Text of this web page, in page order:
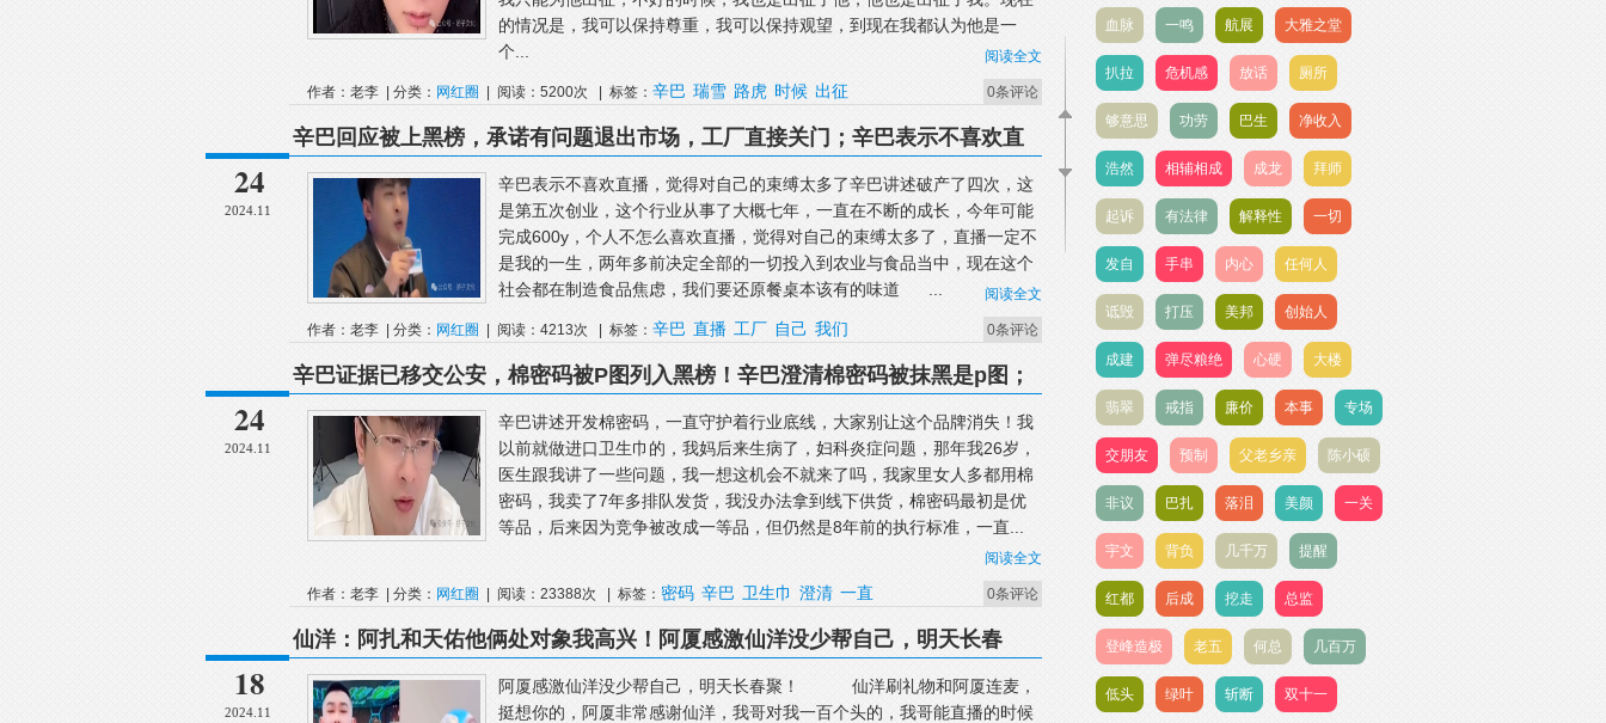
的情况是，我可以保持尊重，我可以保持观望，到现在我都认为他是一
个...
阅读全文
0条评论
作者：老李 | 分类： 网红圈 | 阅读：5200次 | 标签： 辛巴 瑞雪 路虎 时候 出征
24
2024.11
辛巴回应被上黑榜，承诺有问题退出市场，工厂直接关门；辛巴表示不喜欢直
播，觉得对自己的束缚太多了
辛巴表示不喜欢直播，觉得对自己的束缚太多了辛巴讲述破产了四次，这
是第五次创业，这个行业从事了大概七年，一直在不断的成长，今年可能
完成600y，个人不怎么喜欢直播，觉得对自己的束缚太多了，直播一定不
是我的一生，两年多前决定全部的一切投入到农业与食品当中，现在这个
社会都在制造食品焦虑，我们要还原餐桌本该有的味道 ...
阅读全文
0条评论
作者：老李 | 分类： 网红圈 | 阅读：4213次 | 标签： 辛巴 直播 工厂 自己 我们
24
2024.11
辛巴证据已移交公安，棉密码被P图列入黑榜！辛巴澄清棉密码被抹黑是p图；
辛巴讲述开发棉密码，一直守护着行业底线
辛巴讲述开发棉密码，一直守护着行业底线，大家别让这个品牌消失！我
以前就做进口卫生巾的，我妈后来生病了，妇科炎症问题，那年我26岁，
医生跟我讲了一些问题，我一想这机会不就来了吗，我家里女人多都用棉
密码，我卖了7年多排队发货，我没办法拿到线下供货，棉密码最初是优
等品，后来因为竞争被改成一等品，但仍然是8年前的执行标准，一直...
阅读全文
0条评论
作者：老李 | 分类： 网红圈 | 阅读：23388次 | 标签： 密码 辛巴 卫生巾 澄清 一直
18
2024.11
仙洋：阿扎和天佑他俩处对象我高兴！阿厦感激仙洋没少帮自己，明天长春
聚！
阿厦感激仙洋没少帮自己，明天长春聚！ 仙洋刷礼物和阿厦连麦，
挺想你的，阿厦非常感谢仙洋，我哥对我一百个头的，我哥能直播的时候
血脉 一鸣 航展 大雅之堂
扒拉 危机感 放话 厕所
够意思 功劳 巴生 净收入
浩然 相辅相成 成龙 拜师
起诉 有法律 解释性 一切
发自 手串 内心 任何人
诋毁 打压 美邦 创始人
成建 弹尽粮绝 心硬 大楼
翡翠 戒指 廉价 本事 专场
交朋友 预制 父老乡亲 陈小硕
非议 巴扎 落泪 美颜 一关
宇文 背负 几千万 提醒
红都 后成 挖走 总监
登峰造极 老五 何总 几百万
低头 绿叶 斩断 双十一